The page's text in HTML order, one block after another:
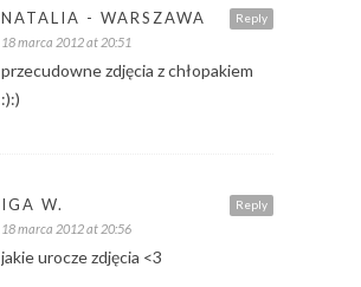
Reply
NATALIA - WARSZAWA
18 marca 2012 at 20:51
przecudowne zdjęcia z chłopakiem
:):)
Reply
IGA W.
18 marca 2012 at 20:56
jakie urocze zdjęcia <3